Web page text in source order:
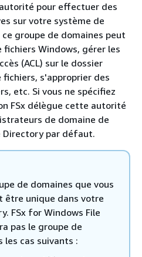
pour effectuer des
sur votre système de
groupe de domaines peut
Windows, gérer les
(ACL) sur le dossier
s'approprier des
etc. Si vous ne spécifiez
FSx délègue cette autorité
de domaine de
Directory par défaut.
de domaines que vous
être unique dans votre
FSx for Windows File
pas le groupe de
les cas suivants :